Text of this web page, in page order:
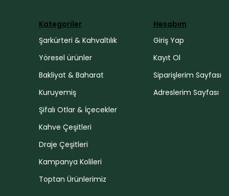
Kategoriler
Şarkürteri & Kahvaltılık
Yöresel ürünler
Bakliyat & Baharat
Kuruyemiş
Şifalı Otlar & İçecekler
Kahve Çeşitleri
Draje Çeşitleri
Kampanya Kolileri
Toptan Ürünlerimiz
Hesabım
Giriş Yap
Kayıt Ol
Siparişlerim Sayfası
Adreslerim Sayfası